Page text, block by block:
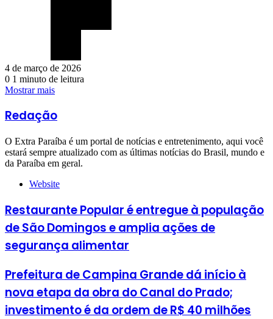
4 de março de 2026
0 1 minuto de leitura
Mostrar mais
Redação
O Extra Paraíba é um portal de notícias e entretenimento, aqui você
estará sempre atualizado com as últimas notícias do Brasil, mundo e
da Paraíba em geral.
Website
Restaurante Popular é entregue à população
de São Domingos e amplia ações de
segurança alimentar
Prefeitura de Campina Grande dá início à
nova etapa da obra do Canal do Prado;
investimento é da ordem de R$ 40 milhões